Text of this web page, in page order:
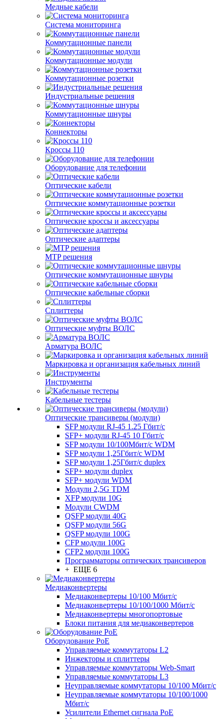
Медные кабели
Система мониторинга
Коммутационные панели
Коммутационные модули
Коммутационные розетки
Индустриальные решения
Коммутационные шнуры
Коннекторы
Кроссы 110
Оборудование для телефонии
Оптические кабели
Оптические коммутационные розетки
Оптические кроссы и аксессуары
Оптические адаптеры
MTP решения
Оптические коммутационные шнуры
Оптические кабельные сборки
Сплиттеры
Оптические муфты ВОЛС
Арматура ВОЛС
Маркировка и организация кабельных линий
Инструменты
Кабельные тестеры
Оптические трансиверы (модули)
SFP модули RJ-45 1.25 Гбит/c
SFP+ модули RJ-45 10 Гбит/c
SFP модули 10/100Мбит/с WDM
SFP модули 1,25Гбит/с WDM
SFP модули 1,25Гбит/с duplex
SFP+ модули duplex
SFP+ модули WDM
Модули 2,5G TDM
XFP модули 10G
Модули CWDM
QSFP модули 40G
QSFP модули 56G
QSFP модули 100G
CFP модули 100G
CFP2 модули 100G
Программаторы оптических трансиверов
+ ЕЩЕ 6
Медиаконвертеры
Медиаконвертеры 10/100 Мбит/с
Медиаконвертеры 10/100/1000 Мбит/c
Медиаконвертеры многопортовые
Блоки питания для медиаконвертеров
Оборудование PoE
Управляемые коммутаторы L2
Инжекторы и сплиттеры
Управляемые коммутаторы Web-Smart
Управляемые коммутаторы L3
Неуправляемые коммутаторы 10/100 Мбит/с
Неуправляемые коммутаторы 10/100/1000
Мбит/с
Усилители Ethernet сигнала PoE